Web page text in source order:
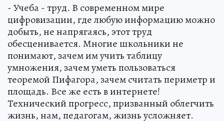
- Учеба - труд. В современном мире
цифровизации, где любую информацию можно
добыть, не напрягаясь, этот труд
обесценивается. Многие школьники не
понимают, зачем им учить таблицу
умножения, зачем уметь пользоваться
теоремой Пифагора, зачем считать периметр и
площадь. Все же есть в интернете!
Технический прогресс, призванный облегчить
жизнь, нам, педагогам, жизнь усложняет.